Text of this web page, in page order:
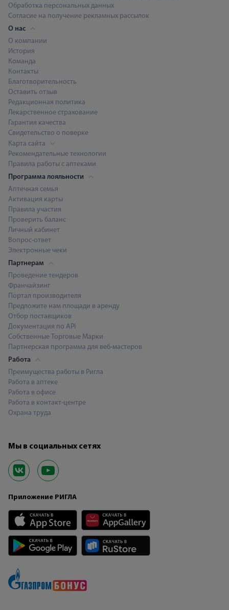
Обработка персональных данных
Согласие на получение рекламных рассылок
О нас
О компании
История
Команда
Контакты
Благотворительность
Оставить отзыв
Редакционная политика
Лекарственное страхование
Гарантия качества
Свидетельство о поверке
Карта сайта
Рекомендательные технологии
Правила работы с аптеками
Программа лояльности
Аптечная семья
Активация карты
Правила участия
Проверить баланс
Личный кабинет
Вопрос-ответ
Электронные чеки
Партнерам
Проведение тендеров
Франчайзинг
Портал производителя
Предложите нам площади в аренду
Отбор поставщиков
Документация по API
Собственные Торговые Марки
Партнерская программа для веб-мастеров
Работа
Преимущества работы в Ригла
Работа в аптеке
Работа в офисе
Работа в контакт-центре
Охрана труда
Мы в социальных сетях
Приложение РИГЛА